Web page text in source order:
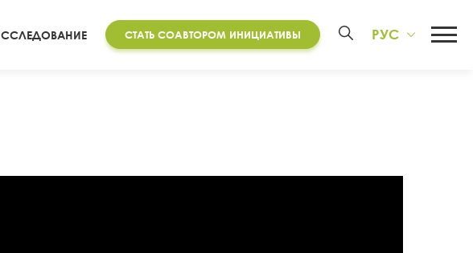
СТАТЬ СОАВТОРОМ ИНИЦИАТИВЫ РУС